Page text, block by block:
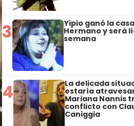
3 Yipio ganó la
Hermano y será
semana
4 La delicada
estaría
Mariana Nannis
conflicto con
Caniggia